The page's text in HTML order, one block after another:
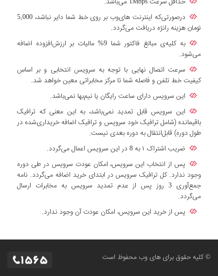
درصورتی‌که اینترنت های‌وب بر روی خط شما دایر نباشد، 5,000
تومان هزینه رانژه دریافت می‌گردد.
به کلیه‌ی مبالغ فاکتور شما 9% مالیات بر ارزش‌افزوده اضافه
می‌شود.
سرعت اتصال نهایی با توجه به سرویس انتخابی و بر اساس
کیفیت خط تلفن و فاصله شما تا مرکز مخابراتی معین خواهد شد.
این سرویس دارای ساعت رایگان یا نیم‌بها نمی‌باشد.
این سرویس قابل تمدید نمی‌باشد، به این معنی که ترافیک
باقیمانده (شامل ترافیک خود سرویس و ترافیک اضافه خریداری‌شده در
طول دوره) قابل‌انتقال به دوره بعدی نیست.
ضریب اشتراک ۱ به 8 در این سرویس اعمال می‌گردد.
پس از انتخاب این سرویس، امکان عودت سرویس در طی دوره
وجود ندارد. کل ترافیک سرویس در ابتدای خرید اضافه می‌گردد. نامه
جمع‌آوری 3 روز پس از عدم تمدید سرویس به مخابرات ارسال
می‌گردد.
پس از خرید این سرویس، امکان عودت آن وجود ندارد.
© کلیه حقوق برای های وب محفوظ است